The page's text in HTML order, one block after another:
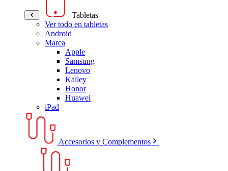
Tabletas
Ver todo en tabletas
Android
Marca
Apple
Samsung
Lenovo
Kalley
Honor
Huawei
iPad
Accesorios y Complementos